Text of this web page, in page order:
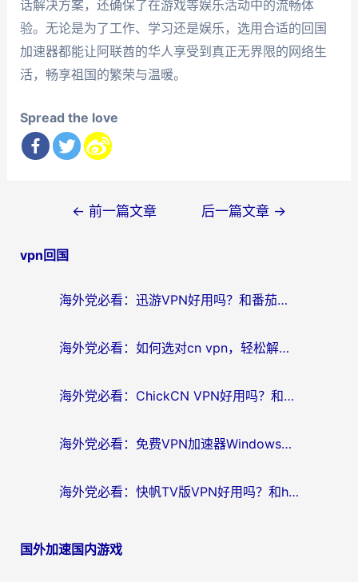
话解决方案，还确保了在游戏等娱乐活动中的流畅体
验。无论是为了工作、学习还是娱乐，选用合适的回国
加速器都能让阿联酋的华人享受到真正无界限的网络生
活，畅享祖国的繁荣与温暖。
Spread the love
导
← 前一篇文章 后一篇文章 →
vpn回国
海外党必看：迅游VPN好用吗？和番茄加速器VPN对比哪个回国效果更好？
海外党必看：如何选对cn vpn，轻松解锁国内影音游戏？
海外党必看：ChickCN VPN好用吗？和星河VPN对比哪个回国效果更好？附真实体验+避坑指南
海外党必看：免费VPN加速器Windows版怎么选？附真实测评与无缝访问国内资源指南
海外党必看：快帆TV版VPN好用吗？和hi龟龟VPN对比哪个回国效果更好？附免费加速器选择指南
国外加速国内游戏